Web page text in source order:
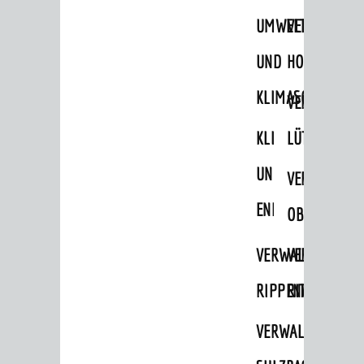
UMWELT-
UND
KLIMASCHUTZ
KLIMASCHUTZ
UND
RIPPENWEIER